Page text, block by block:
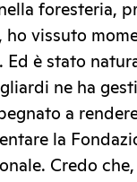
foresteria,
ho vissuto
è stato
ne ha
a
la
Credo